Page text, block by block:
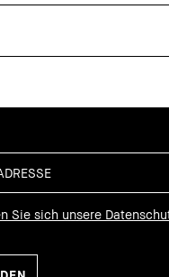
Sie sich unsere